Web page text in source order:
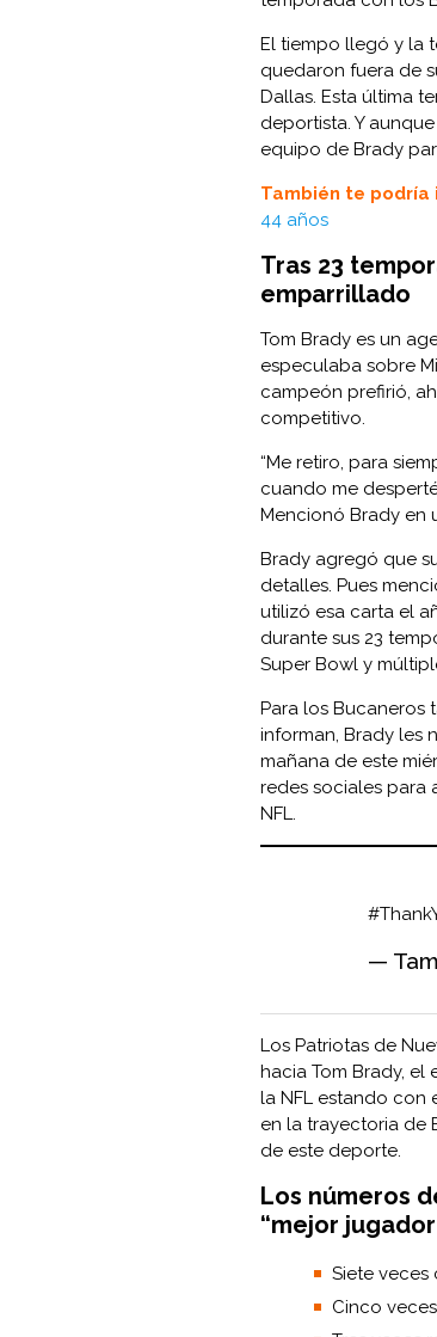
El tiempo llegó y la
quedaron fuera de
Dallas. Esta última
deportista. Y
equipo de Brady
También te podría
44 años
Tras 23
emparrillado
Tom Brady es un
especulaba sobre
campeón prefirió,
competitivo.
“Me retiro, para
cuando me
Mencionó Brady en
Brady agregó que
detalles. Pues
utilizó esa carta el
durante sus 23
Super Bowl y
Para los Bucaneros
informan, Brady les
mañana de este
redes sociales para
NFL.
—
Los Patriotas de
hacia Tom Brady,
la NFL estando con
en la trayectoria de
de este deporte.
Los números
“mejor
Siete veces
Cinco